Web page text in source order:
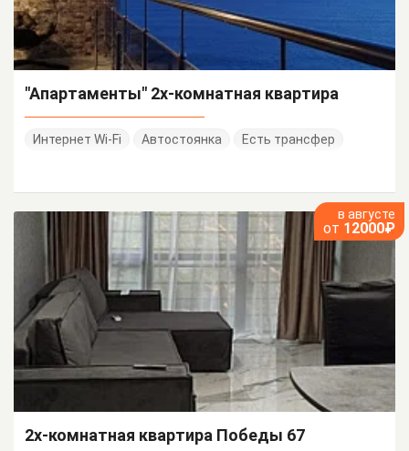
"Апартаменты" 2х-комнатная квартира
Интернет Wi-Fi Автостоянка Есть трансфер
в августе
от 12000₽
2х-комнатная квартира Победы 67